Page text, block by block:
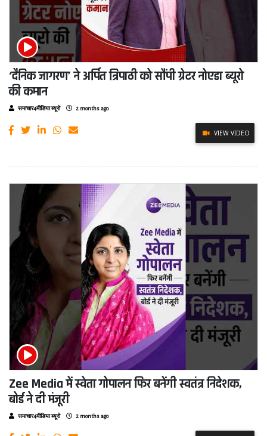
‘दैनिक जागरण’ ने अर्पित त्रिपाठी को सौंपी ग्रेटर नोएडा ब्यूरो
की कमान
समाचार4मीडिया ब्यूरो 2 months ago
VIEW VIDEO
Zee Media में स्वेता गोपालन फिर बनेंगी स्वतंत्र निदेशक,
बोर्ड ने दी मंजूरी
समाचार4मीडिया ब्यूरो 2 months ago